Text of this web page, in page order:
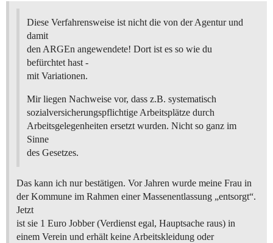
Diese Verfahrensweise ist nicht die von der Agentur und
damit
den ARGEn angewendete! Dort ist es so wie du
befürchtet hast -
mit Variationen.
Mir liegen Nachweise vor, dass z.B. systematisch
sozialversicherungspflichtige Arbeitsplätze durch
Arbeitsgelegenheiten ersetzt wurden. Nicht so ganz im
Sinne
des Gesetzes.
Das kann ich nur bestätigen. Vor Jahren wurde meine Frau in
der Kommune im Rahmen einer Massenentlassung „entsorgt“.
Jetzt
ist sie 1 Euro Jobber (Verdienst egal, Hauptsache raus) in
einem Verein und erhält keine Arbeitskleidung oder